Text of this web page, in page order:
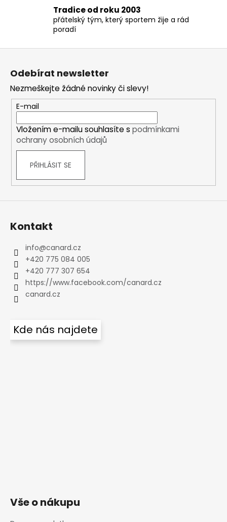
s
u
Tradice od roku 2003
přátelský tým, který sportem žije a rád
poradí
Odebírat newsletter
Nezmeškejte žádné novinky či slevy!
E-mail
Vložením e-mailu souhlasíte s podmínkami
ochrany osobních údajů
PŘIHLÁSIT SE
Kontakt
info@canard.cz
+420 775 084 005
+420 777 307 654
https://www.facebook.com/canard.cz
canard.cz
Kde nás najdete
Vše o nákupu